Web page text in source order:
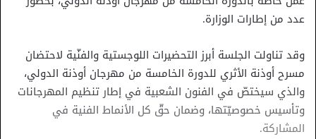
عدد من إطارات الوزارة.
وقد تناولت الجلسة أبرز التحضيرات اللوجستية والفنّية لاحتضان
مسرح أوذنة الأثري للدورة الخامسة من مهرجان أوذنة الدولي،
والذي سيختصّ في الفنون الشعبية في إطار تنظيم المهرجانات
وتأسيس خصوصيّتها، وضمان حقّ كل الأنماط الفنية في
المشاركة.